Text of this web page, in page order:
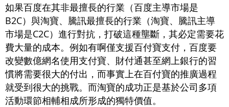
如果百度在其非最擅長的行業（百度主導市場是
B2C）與淘寶、騰訊最擅長的行業（淘寶、騰訊主導
市場是C2C）進行對抗，打破這種壟斷，其必定需要花
費大量的成本。例如有啊僅支援百付寶支付，百度要
改變數億網名使用支付寶、財付通甚至網上銀行的習
慣將需要很大的付出，而事實上在百付寶的推廣過程
就受到很大的挑戰。而淘寶的成功正是基於公司多項
活動環節相輔相成所形成的獨特價值。